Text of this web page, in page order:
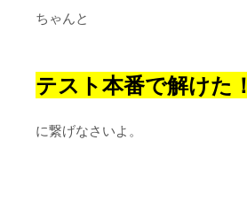
ちゃんと
テスト本番で解けた！
に繋げなさいよ。